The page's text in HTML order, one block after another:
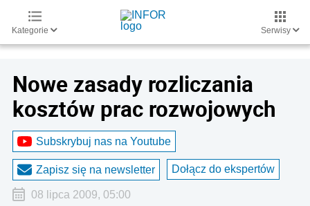
Kategorie Serwisy
Nowe zasady rozliczania
kosztów prac rozwojowych
Subskrybuj nas na Youtube
Zapisz się na newsletter Dołącz do ekspertów
08 lipca 2009, 05:00